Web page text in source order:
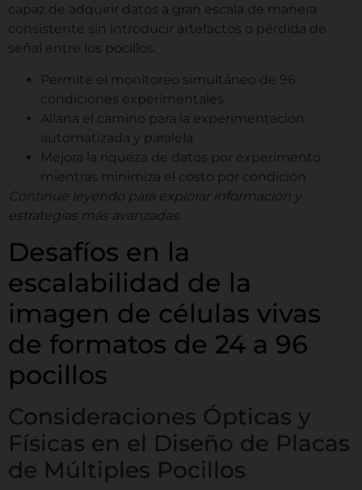
capaz de adquirir datos a gran escala de manera
consistente sin introducir artefactos o pérdida de
señal entre los pocillos.
Permite el monitoreo simultáneo de 96
condiciones experimentales
Allana el camino para la experimentación
automatizada y paralela
Mejora la riqueza de datos por experimento
mientras minimiza el costo por condición
Continúe leyendo para explorar información y
estrategias más avanzadas.
Desafíos en la
escalabilidad de la
imagen de células vivas
de formatos de 24 a 96
pocillos
Consideraciones Ópticas y
Físicas en el Diseño de Placas
de Múltiples Pocillos